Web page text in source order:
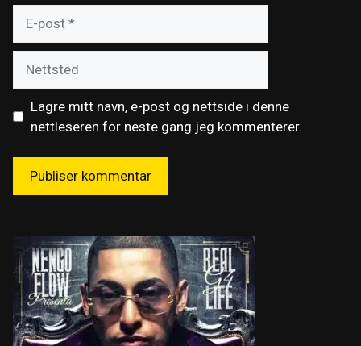
post
Lagre mitt navn, e-post og nettside i denne
nettleseren for neste gang jeg kommenterer.